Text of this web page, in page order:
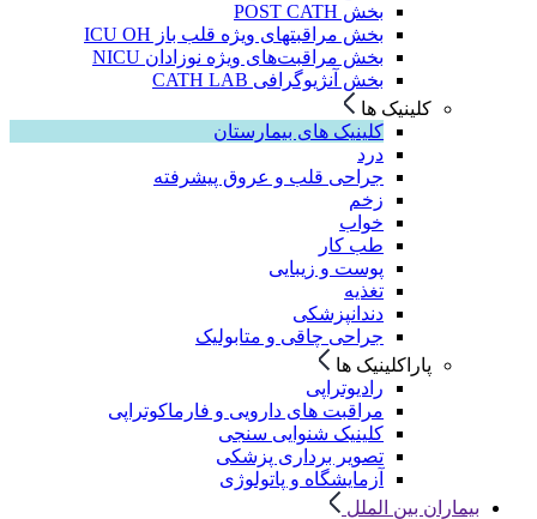
بخش POST CATH
بخش مراقبتهای ویژه قلب باز ICU OH
بخش مراقبت‌های ویژه نوزادان NICU
بخش آنژیوگرافی CATH LAB
کلینیک ها
کلینیک های بیمارستان
درد
جراحی قلب و عروق پیشرفته
زخم
خواب
طب کار
پوست و زیبایی
تغذیه
دندانپزشکی
جراحی چاقی و متابولیک
پاراکلینیک ها
رادیوتراپی
مراقبت های دارویی و فارماکوتراپی
کلینیک شنوایی سنجی
تصویر برداری پزشکی
آزمایشگاه و پاتولوژی
بیماران بین الملل